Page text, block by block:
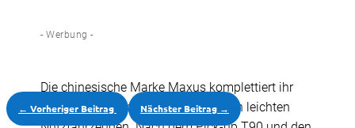
- Werbung -
Die chinesische Marke Maxus komplettiert ihr
Angebot an elektrisch angetriebenen leichten
← Vorheriger Beitrag Nächster Beitrag →